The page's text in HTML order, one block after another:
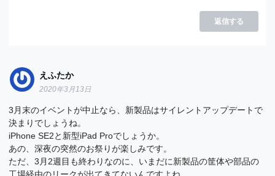
返信する
えふたか
2020年3月13日
3月末のイベントが中止なら、新製品はサイレントアップデートで
決まりでしょうね。
iPhone SE2と新型iPad Proでしょうか。
あの、深夜の突然のお祭りが楽しみです。
ただ、3月2週目も終わりなのに、いまだに新製品の筐体や部品の